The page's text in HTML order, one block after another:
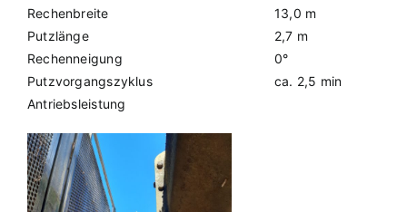
Rechenbreite
Putzlänge
Rechenneigung
Putzvorgangszyklus
Antriebsleistung
13,0 m
2,7 m
0°
ca. 2,5 min